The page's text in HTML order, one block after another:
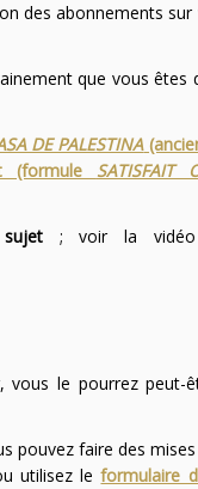
des abonnements
que vous
DE PALESTINA
(formule SATISFAIT
; voir la vidéo
le pourrez peut-
pouvez faire des
utilisez leformulaire